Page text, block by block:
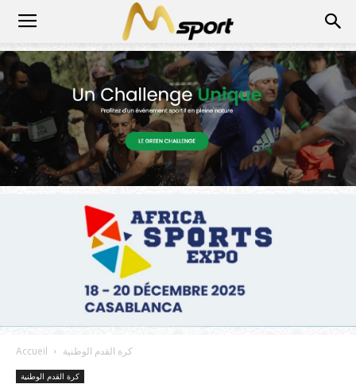
Accueil كرة القدم الوطنية
كرة القدم الوطنية